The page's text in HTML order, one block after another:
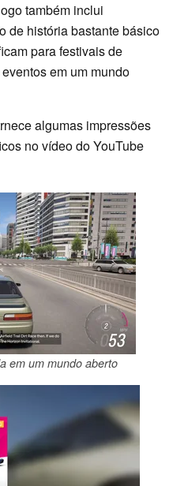
também inclui
de história bastante básico
para festivais de
em um mundo
algumas impressões
no vídeo do YouTube
em um mundo aberto